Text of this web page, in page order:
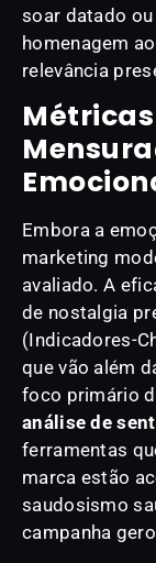
soar datado
homenagem
relevância
Métricas
Embora a
marketing
avaliado. A
de nostalgia
(Indicadores-
que vão além
foco primário
análise de
ferramentas
marca estão
saudosismo
campanha